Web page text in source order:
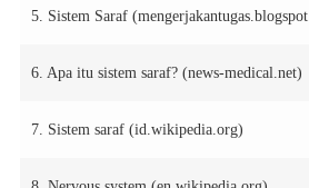
5. Sistem Saraf
6. Apa itu sistem saraf?(news-medical.net)
7. Sistem saraf(id.wikipedia.org)